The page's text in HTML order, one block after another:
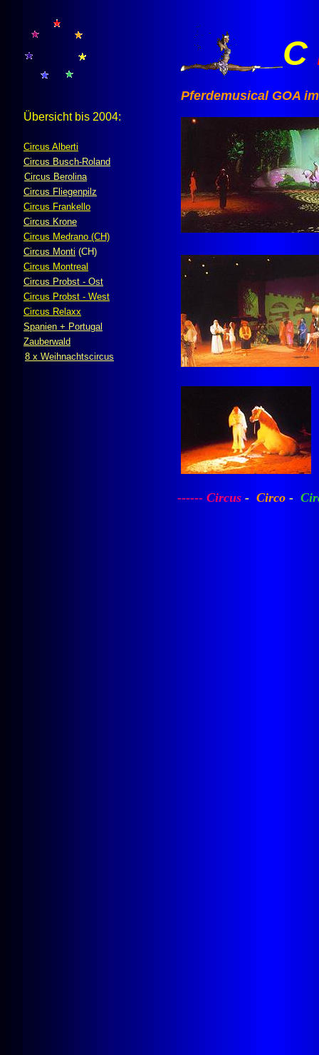
Übersicht bis 2004:
Circus Alberti
Circus Busch-Roland
Circus Berolina
Circus Fliegenpilz
Circus Frankello
Circus Krone
Circus Medrano (CH)
Circus Monti (CH)
Circus Montreal
Circus Probst - Ost
Circus Probst - West
Circus Relaxx
Spanien + Portugal
Zauberwald
8 x Weihnachtscircus
C
Pferdemusical GOA
------ Circus - Circo -